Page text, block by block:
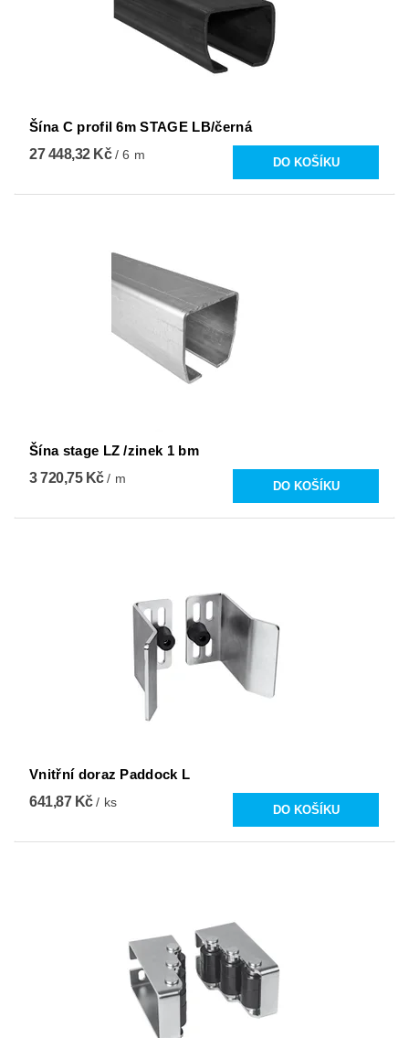
Šína C profil 6m STAGE LB/černá
27 448,32 Kč/ 6 m
Šína stage LZ /zinek 1 bm
3 720,75 Kč/ m
Vnitřní doraz Paddock L
641,87 Kč/ ks